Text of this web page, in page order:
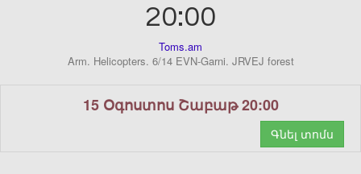
20:00
Toms.am
Arm. Helicopters. 6/14 EVN-Garni. JRVEJ forest
15 Օգոստոս Շաբաթ 20:00
Գնել տոմս